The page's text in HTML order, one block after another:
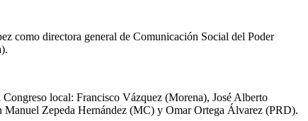
como directora general de Comunicación Social del Poder
local: Francisco Vázquez (Morena), José Alberto
Zepeda Hernández (MC) y Omar Ortega Álvarez (PRD).